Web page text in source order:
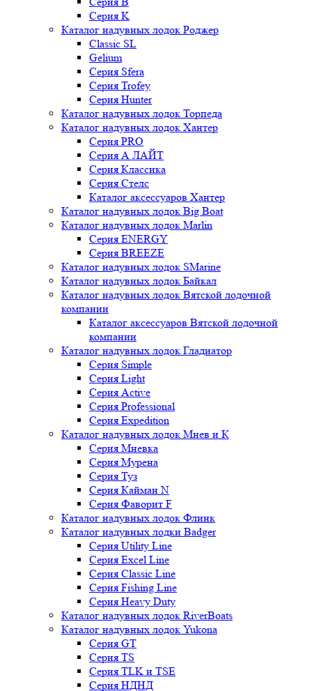
Серия K
Каталог надувных лодок Роджер
Classic SL
Gelium
Серия Sfera
Серия Trofey
Серия Hunter
Каталог надувных лодок Торпеда
Каталог надувных лодок Хантер
Серия PRO
Серия А ЛАЙТ
Серия Классика
Серия Стелс
Каталог аксессуаров Хантер
Каталог надувных лодок Big Boat
Каталог надувных лодок Marlin
Серия ENERGY
Серия BREEZE
Каталог надувных лодок SMarine
Каталог надувных лодок Байкал
Каталог надувных лодок Вятской лодочной
компании
Каталог аксессуаров Вятской лодочной
компании
Каталог надувных лодок Гладиатор
Серия Simple
Серия Light
Серия Active
Серия Professional
Серия Expedition
Каталог надувных лодок Мнев и К
Серия Мневка
Серия Мурена
Серия Туз
Серия Кайман N
Серия Фаворит F
Каталог надувных лодок Флинк
Каталог надувных лодки Badger
Серия Utility Line
Серия Excel Line
Серия Classic Line
Серия Fishing Line
Серия Heavy Duty
Каталог надувных лодок RiverBoats
Каталог надувных лодок Yukona
Серия GT
Серия TS
Серия TLK и TSE
Серия НДНД